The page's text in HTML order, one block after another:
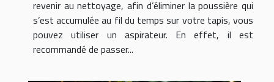
revenir au nettoyage, afin d’éliminer la poussière qui
s’est accumulée au fil du temps sur votre tapis, vous
pouvez utiliser un aspirateur. En effet, il est
recommandé de passer...